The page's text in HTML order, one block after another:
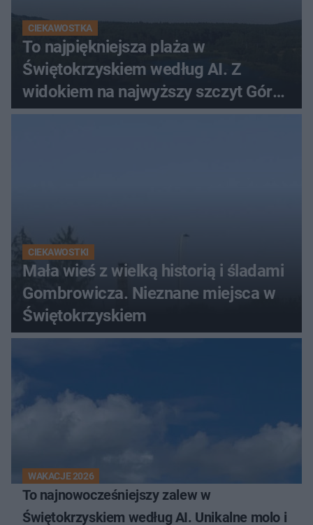
CIEKAWOSTKA
To najpiękniejsza plaża w
Świętokrzyskiem według AI. Z
widokiem na najwyższy szczyt Gór
Świętokrzyskich
CIEKAWOSTKI
Mała wieś z wielką historią i śladami
Gombrowicza. Nieznane miejsca w
Świętokrzyskiem
WAKACJE 2026
To najnowocześniejszy zalew w
Świętokrzyskiem według AI. Unikalne molo i